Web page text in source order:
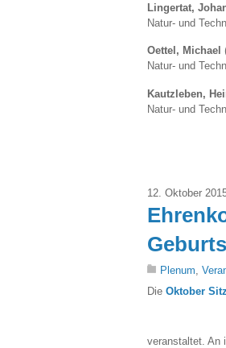
Lingertat,
Natur- und
Oettel, Michael
Natur- und
Kautzleben,
Natur- und
12. Oktober
Plenum
Die Oktober
veranstaltet. An